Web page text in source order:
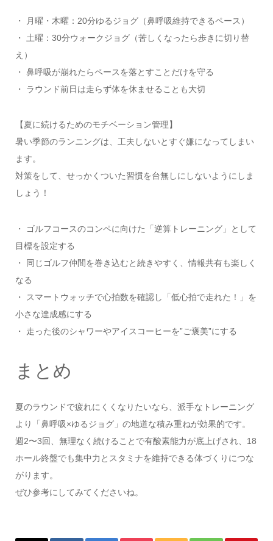
・ 月曜・木曜：20分ゆるジョグ（鼻呼吸維持できるペース）
・ 土曜：30分ウォークジョグ（苦しくなったら歩きに切り替
え）
・ 鼻呼吸が崩れたらペースを落とすことだけを守る
・ ラウンド前日は走らず体を休ませることも大切
【夏に続けるためのモチベーション管理】
暑い季節のランニングは、工夫しないとすぐ嫌になってしまい
ます。
対策をして、せっかくついた習慣を台無しにしないようにしま
しょう！
・ ゴルフコースのコンペに向けた「逆算トレーニング」として
目標を設定する
・ 同じゴルフ仲間を巻き込むと続きやすく、情報共有も楽しく
なる
・ スマートウォッチで心拍数を確認し「低心拍で走れた！」を
小さな達成感にする
・ 走った後のシャワーやアイスコーヒーを”ご褒美”にする
まとめ
夏のラウンドで疲れにくくなりたいなら、派手なトレーニング
より「鼻呼吸×ゆるジョグ」の地道な積み重ねが効果的です。
週2〜3回、無理なく続けることで有酸素能力が底上げされ、18
ホール終盤でも集中力とスタミナを維持できる体づくりにつな
がります。
ぜひ参考にしてみてくださいね。